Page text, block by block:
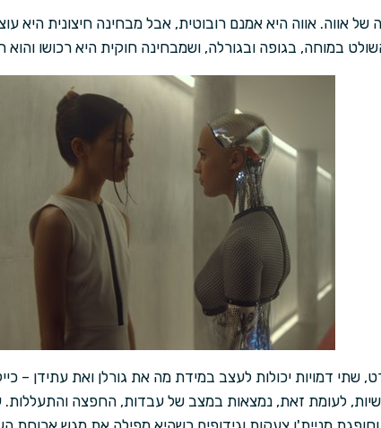
של אווה. אווה היא אמנם רובוטית, אבל מבחינה חיצונית היא
במוחה, בגופה ובגורלה, ושמבחינה חוקית היא רכושו
שתי דמויות יכולות לעצב במידת מה את גורלן ואת עתידן –
לעומת זאת, נמצאות במצב של עבדות, החפצה והתעללות.